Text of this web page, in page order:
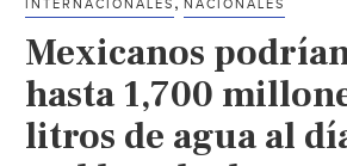
INTERNACIONALES NACIONALES
Mexicanos
hasta 1,700
litros de agua al